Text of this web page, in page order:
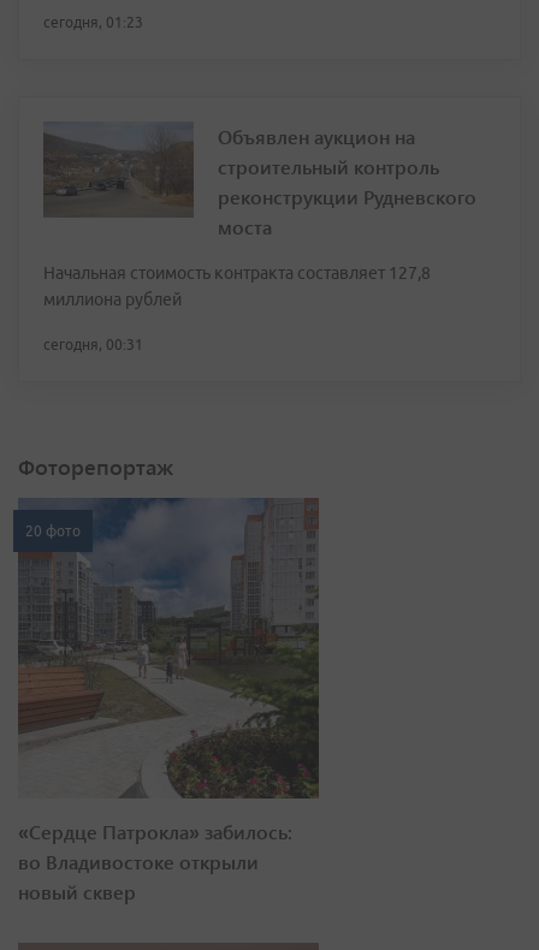
сегодня, 01:23
Объявлен аукцион на
строительный контроль
реконструкции Рудневского
моста
Начальная стоимость контракта составляет 127,8
миллиона рублей
сегодня, 00:31
Фоторепортаж
20 фото
«Сердце Патрокла» забилось:
во Владивостоке открыли
новый сквер